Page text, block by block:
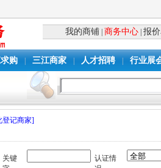
我的商铺 商务中心 |报
购 三江商家 人才招聘 行业展
登记商家]
关键
认证情